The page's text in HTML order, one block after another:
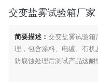
交变盐雾试验箱厂家
简要描述： 交变盐雾试验箱
理，包含涂料、电镀、有
防腐蚀处理后测试产品这耐